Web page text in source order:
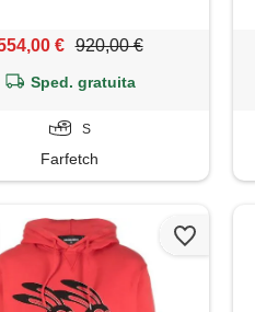
€ 920,00 €
Sped. gratuita
S
Farfetch